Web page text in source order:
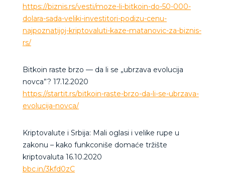
https://biznis.rs/vesti/moze-li-bitkoin-do-50-000-
dolara-sada-veliki-investitori-podizu-cenu-
najpoznatijoj-kriptovaluti-kaze-matanovic-za-biznis-
rs/
Bitkoin raste brzo — da li se „ubrzava evolucija
novca”? 17.12.2020
https://startit.rs/bitkoin-raste-brzo-da-li-se-ubrzava-
evolucija-novca/
Kriptovalute i Srbija: Mali oglasi i velike rupe u
zakonu – kako funkconiše domaće tržište
kriptovaluta 16.10.2020
bbc.in/3kfd0zC